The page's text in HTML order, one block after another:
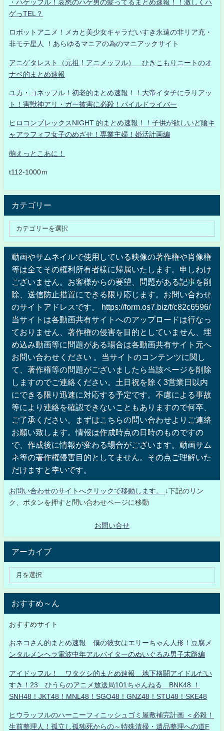
・ハゲッフル！哀愁のハゲ男の髪ってるまとめ速報！！激しくハ
ゲっTEL？
ロボットアニメ！メカと美少女キャラだいすき永遠の非リア充・
非モテ星人 ！あらゆるマニアの為のマニアックサイト
アニゲタレスト（元祖！アニメッフル） ひきこもりニートのオ
ナベ的まとめ速報
ユカ・ヨネッフル！初老的まとめ速報！！大帝イタチにラリアッ
ト！害獣神アリ・ガー被害に必殺！パイルドライバー
ヒロコンプレックスNIGHT 的まとめ速報！！子供が欲しいど陰キ
ャアラフィフ女子のめざせ！専業主婦！婚活計画編
萌えっとこあに！
t112-1000ｍ
カテゴリー
動画やサムネイルで使用している映像の著作権や肖像権
等は全てその権利所有者様に帰属いたします。申しわけ
ございません。お客様からの要望、問題がある記事を削
除、送信防止措置にできる限り応じます。お問い合わせ
のサイトアドレスです。 https://form.os7.biz/f/c82c6596/
当サイトは各動画共有サイトへのアップロードは行なっ
ておりません、著作権の侵害を目的としていません、埋
め込み動画等に問題がある場合は各動画共有サイト元へ
お問い合わせください 。当サイトのコンテンツに関し
て、著作権等の問題がございましたら当該ページを削除
しますのでご連絡ください。土日祝を除く3営業日以内
にできる限り迅速に対応する予定です。不慮による事故
等により連絡を確認できないこともありますので何卒、
ご了承ください。まずはこちらの問い合わせよりご連絡
お願い致します。情報は作成時点の日時のものですの
で、作成後に情報が変わる場合がございます。動画サム
ネ等の著作権侵害目的としてません。その点ご理解いた
だけますと幸いです。
お問い合わせのサイトへクリックで移動します。
↓下記のリン
ク、ボタンを押すと問い合わせページに移動
お問い合せ
アーカイブ
おすすめ～ん
おすすめサイト
おネコさん的まとめ速報 僕の彼女はエリーちゃん人形！豆腐メ
ンタルメンヘラ電波中年アルバイターのぬいぐるみ男子末路編
アイドッフル！ ワタクシ的まとめ速報 地下格闘アイドルだい
すき！23 ひうらのアニメ放送局101ちゃんねる BNK48 ！
SNH48！JKT48！MNL48！SGO48！GNZ48！STU48！SKE48
ヒウラッフルのハーニーフィニッシュゴミ屋敷補完計画 ＜必殺！
生前整理人！孤立し孤独死からの～特殊清掃・遺品整理への道F